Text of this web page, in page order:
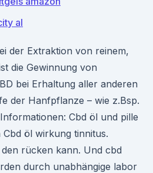
al
der Extraktion von reinem,
die Gewinnung von
bei Erhaltung aller anderen
der Hanfpflanze – wie z.Bsp.
Cbd öl und pille
öl wirkung tinnitus.
rücken kann. Und cbd
durch unabhängige labor